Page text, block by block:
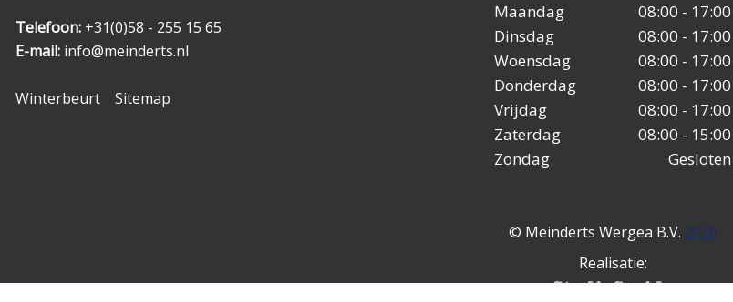
Telefoon: +31(0)58 - 255 15 65
E-mail: info@meinderts.nl
Winterbeurt Sitemap
Maandag
08:00 - 17:00
Dinsdag
08:00 - 17:00
Woensdag
08:00 - 17:00
Donderdag
08:00 - 17:00
Vrijdag
08:00 - 17:00
Zaterdag
08:00 - 15:00
Zondag
Gesloten
© Meinderts Wergea B.V. 2026
Realisatie: